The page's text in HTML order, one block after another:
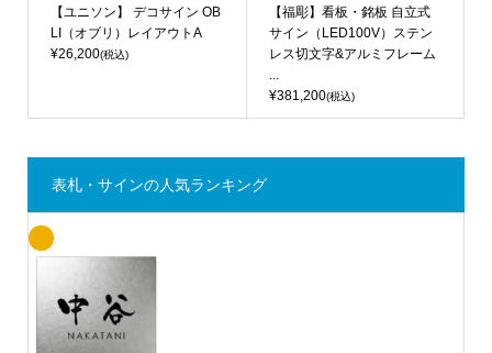
【ユニソン】 デコサイン OB
LI（オブリ）レイアウトA
¥26,200(税込)
【福彫】看板・銘板 自立式
サイン（LED100V）ステン
レス切文字&アルミフレーム
¥381,200(税込)
表札・サインの人気ランキング